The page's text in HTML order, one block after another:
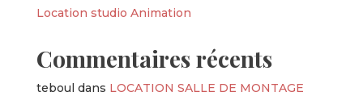
Location studio Animation
Commentaires récents
teboul dans LOCATION SALLE DE MONTAGE